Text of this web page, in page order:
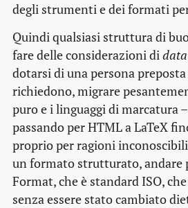
degli strumenti e dei formati
Quindi qualsiasi struttura di
fare delle considerazioni di
dotarsi di una persona
richiedono, migrare
puro e i linguaggi di marcatura
passando per HTML a LaTeX
proprio per ragioni
un formato strutturato, andare
Format, che è standard ISO,
senza essere stato cambiato